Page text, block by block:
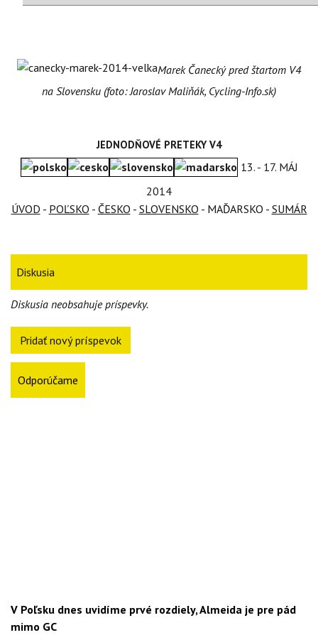
Marek Čanecký pred štartom V4
na Slovensku (foto: Jaroslav Maliňák, Cycling-Info.sk)
JEDNODŇOVÉ PRETEKY V4
13. - 17. MÁJ
2014
ÚVOD - POĽSKO - ČESKO - SLOVENSKO - MAĎARSKO - SUMÁR
Diskusia
Diskusia neobsahuje príspevky.
Pridať nový príspevok
Odporúčame
V Poľsku dnes uvidíme prvé rozdiely, Almeida je pre pád
mimo GC